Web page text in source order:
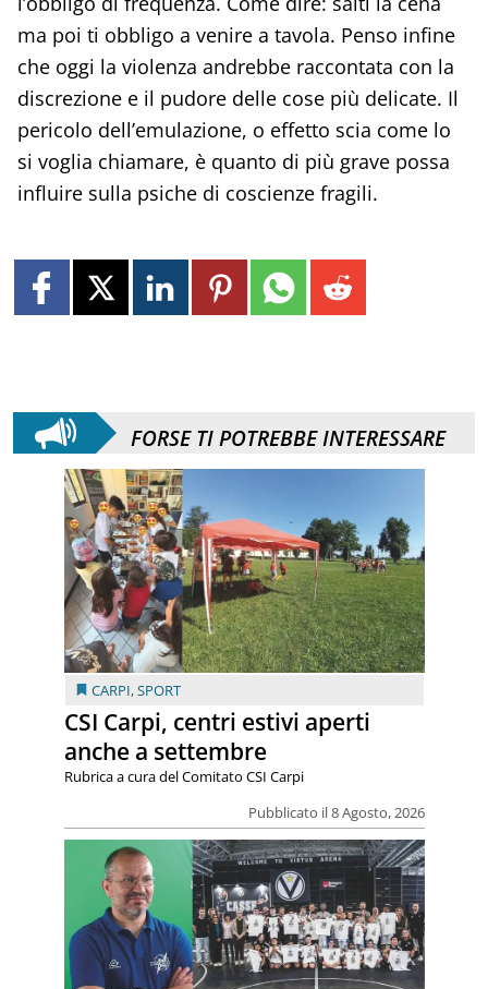
ma poi ti obbligo a venire a tavola. Penso infine
che oggi la violenza andrebbe raccontata con la
discrezione e il pudore delle cose più delicate. Il
pericolo dell’emulazione, o effetto scia come lo
si voglia chiamare, è quanto di più grave possa
influire sulla psiche di coscienze fragili.
FORSE TI POTREBBE INTERESSARE
CARPI,SPORT
CSI Carpi, centri estivi aperti
anche a settembre
Pubblicato il 8 Agosto, 2026
Rubrica a cura del Comitato CSI Carpi